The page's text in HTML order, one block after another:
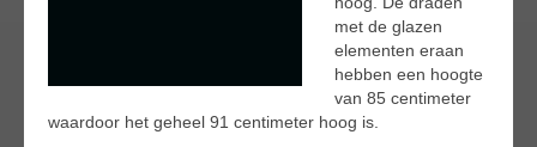
met de glazen
elementen eraan
hebben een hoogte
van 85 centimeter
waardoor het geheel 91 centimeter hoog is.